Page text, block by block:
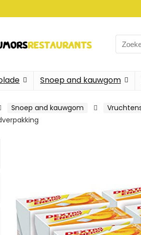
Search
for:
Snoep and kauwgom
Snoep and kauwgom